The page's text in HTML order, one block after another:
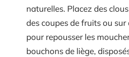
naturelles. Placez des
des coupes de fruits ou sur
pour repousser les
bouchons de liège,